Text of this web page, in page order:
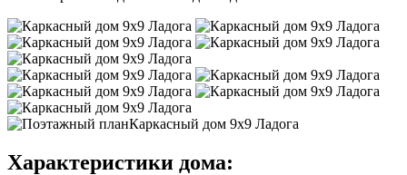
Характеристики дома: